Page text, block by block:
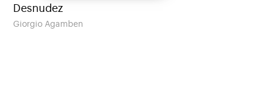
Desnudez
Giorgio Agamben